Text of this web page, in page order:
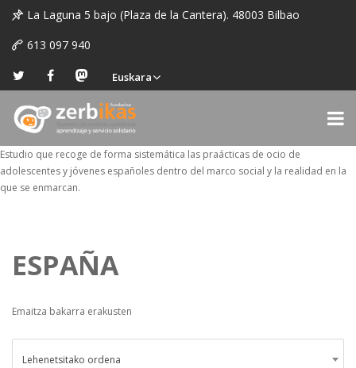
La Laguna 5 bajo (Plaza de la Cantera). 48003 Bilbao
613 097 940
Euskara
Estudio que recoge de forma sistemática las praácticas de ocio de
adolescentes y jóvenes españoles dentro del marco social y la realidad en la
que se enmarcan.
ESPAÑA
Emaitza bakarra erakusten
Lehenetsitako ordena